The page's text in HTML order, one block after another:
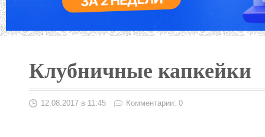
Клубничные капкейки
12.08.2017 в 11:45 Комментарии: 0